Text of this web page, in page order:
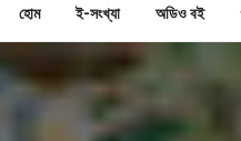
হোম ই-সংখ্যা অডিও বই